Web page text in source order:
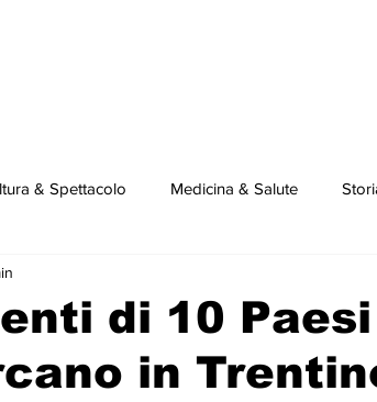
& Spettacolo Medicina & Salute
di 10 Paesi
in